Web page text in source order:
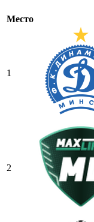
Место
1
2